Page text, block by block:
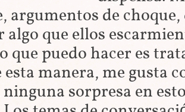
argumentos de
algo que ellos
que puedo hacer es
esta manera, me gusta
sorpresa en